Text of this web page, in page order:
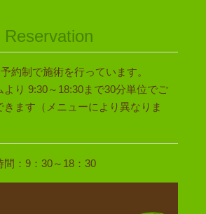
Reservation
約制で施術を行っています。
り 9:30～18:30まで30分単位でご
ます（メニューにより異なりま
間：9：30～18：30